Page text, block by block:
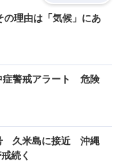
の理由は「気候」にあ
症警戒アラート 危険
久米島に接近 沖縄
続く